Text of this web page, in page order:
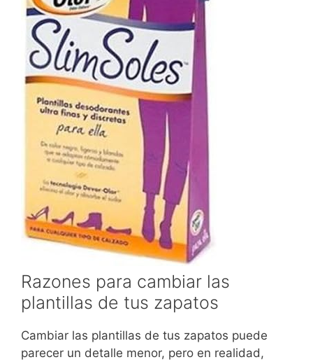
Razones para cambiar las
plantillas de tus zapatos
Cambiar las plantillas de tus zapatos puede
parecer un detalle menor, pero en realidad,